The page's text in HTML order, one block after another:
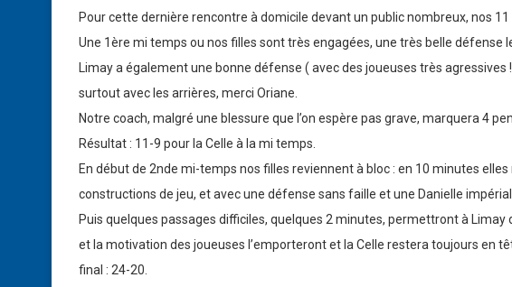
Pour cette dernière rencontre à domicile devant un public nombreux, nos
Une 1ère mi temps ou nos filles sont très engagées, une très belle défense
Limay a également une bonne défense ( avec des joueuses très
surtout avec les arrières, merci Oriane.
Notre coach, malgré une blessure que l’on espère pas grave, marquera 4
Résultat : 11-9 pour la Celle à la mi temps.
En début de 2nde mi-temps nos filles reviennent à bloc : en 10 minutes
constructions de jeu, et avec une défense sans faille et une Danielle
Puis quelques passages difficiles, quelques 2 minutes, permettront à Limay
et la motivation des joueuses l’emporteront et la Celle restera toujours en
final : 24-20.